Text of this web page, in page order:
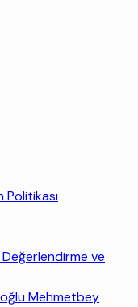
Politikası
Değerlendirme ve
Mehmetbey